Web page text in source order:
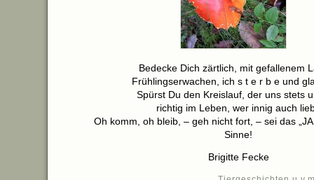
Bedecke Dich zärtlich, mit gefallenem
Frühlingserwachen, ich s t e r b e und
Spürst Du den Kreislauf, der uns stets
richtig im Leben, wer innig auch
Oh komm, oh bleib, – geh nicht fort, – sei das
Sinne!
Brigitte Fecke